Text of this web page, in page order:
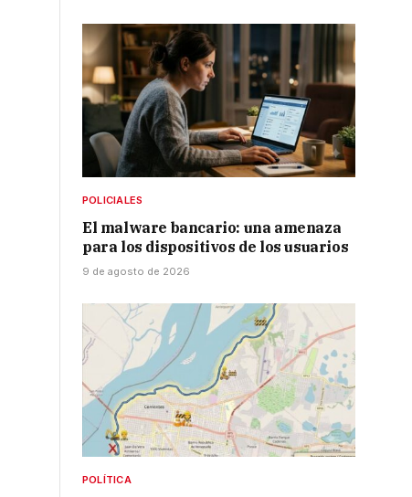
POLICIALES
El malware bancario: una amenaza
para los dispositivos de los usuarios
9 de agosto de 2026
POLÍTICA